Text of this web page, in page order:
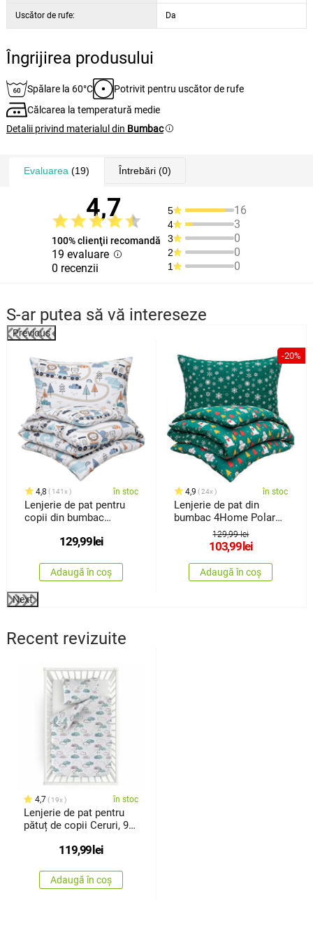
Uscător de rufe: Da
Îngrijirea produsului
Spălare la 60°C
Potrivit pentru uscător de rufe
Călcarea la temperatură medie
Detalii privind materialul din Bumbac
Evaluarea (19) Întrebări(0)
4,7
100% clienţii recomandă
19 evaluare
0 recenzii
5 16
4 3
3 0
2 0
1 0
S-ar putea să vă intereseze
Previous
4,8 141x în stoc
Lenjerie de pat pentru
copii din bumbac
x 200 cm, 70 x 90 cm
129,99 lei
Adaugă în coș
-20%
4,9 24x în stoc
Lenjerie de pat din
bumbac 4Home Polar
Bear, 140 x200 cm, 70 x
129,99 lei
103,99 lei
Adaugă în coș
Next
Recent revizuite
4,7 19x în stoc
Lenjerie de pat pentru
pătuț de copii Ceruri, 90
119,99lei
Adaugă în coș